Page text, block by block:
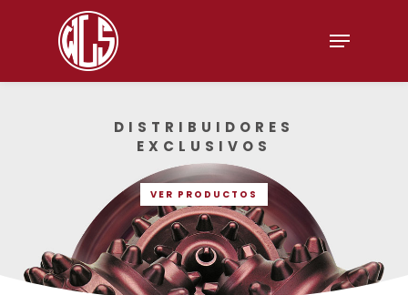
DISTRIBUIDORES
EXCLUSIVOS
VER PRODUCTOS